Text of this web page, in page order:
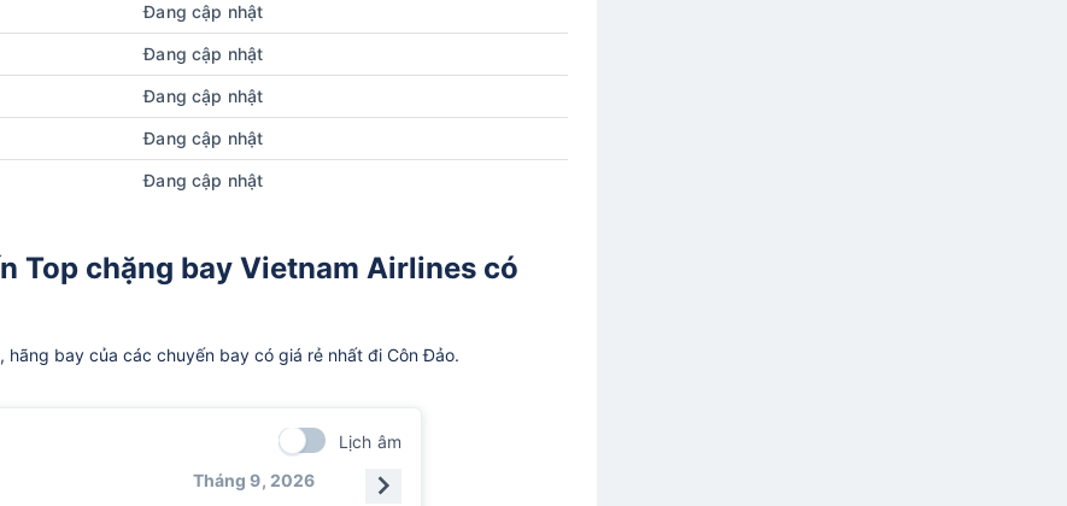
Đang cập nhật
Đang cập nhật
Đang cập nhật
Đang cập nhật
Đang cập nhật
Top chặng bay Vietnam Airlines có
bay của các chuyến bay có giá rẻ nhất đi Côn Đảo.
Lịch âm
Tháng 9, 2026